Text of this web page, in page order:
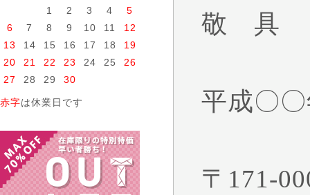
1
2 3 4
5
6
7 8 9 10 11
12
13
14 15 16 17 18
19
20
21 22 23 24 25
26
27
28 29 30
赤字は休業日です
敬 具
平成〇
〒171-